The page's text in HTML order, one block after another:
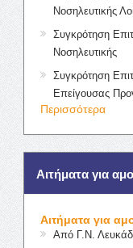
Νοσηλευτικής
Συγκρότηση
Νοσηλευτικής
Συγκρότηση
Επείγουσας
Περισσότερα
Αιτήματα για
Αιτήματα για
Από Γ.Ν.